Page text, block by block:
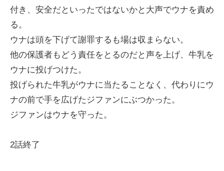
付き、安全だといったではないかと大声でウナを責め
る。
ウナは頭を下げて謝罪するも場は収まらない。
他の保護者もどう責任をとるのだと声を上げ、牛乳を
ウナに投げつけた。
投げられた牛乳がウナに当たることなく、代わりにウ
ナの前で手を広げたジファンにぶつかった。
ジファンはウナを守った。
2話終了